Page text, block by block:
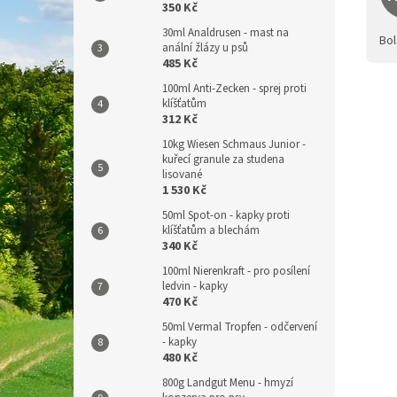
350 Kč
30ml Analdrusen - mast na
anální žlázy u psů
485 Kč
100ml Anti-Zecken - sprej proti
klíšťatům
312 Kč
10kg Wiesen Schmaus Junior -
kuřecí granule za studena
lisované
1 530 Kč
50ml Spot-on - kapky proti
klíšťatům a blechám
340 Kč
100ml Nierenkraft - pro posílení
ledvin - kapky
470 Kč
50ml Vermal Tropfen - odčervení
- kapky
480 Kč
800g Landgut Menu - hmyzí